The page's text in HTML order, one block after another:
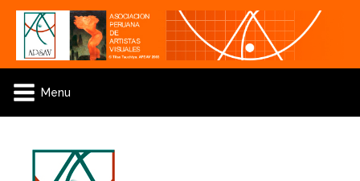
Menu